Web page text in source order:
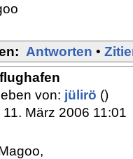
Antworten •
von: jülirö ()
11. März 2006 11:01